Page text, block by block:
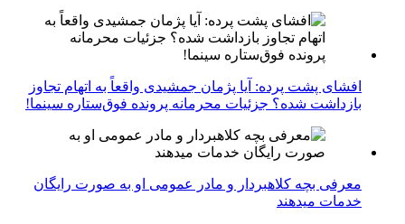
افشای پشت پرده: آیا پژمان جمشیدی واقعاً به اتهام تجاوز
بازداشت شده؟ جزئیات محرمانه پرونده فوق‌ستاره سینما!
معرفی بچه کلاهبردار و مادر عمومی او به صورت رایگان
خدمات میدهند